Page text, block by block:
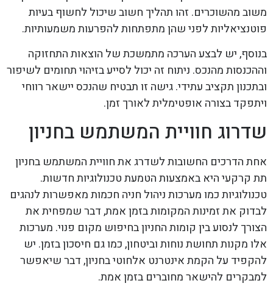
משוב מהשוכרים. זהו תהליך חשוב שיכול לחשוף בעיות
פוטנציאליות לפני שהן מתפתחות להפרעות משמעותיות.
בנוסף, יש לבצע הערכה מתמשכת של הוצאות התחזוקה
וההכנסות מהנכס. ניתוח זה יכול לסייע בזיהוי תחומים לשיפור
ובתכנון תקציב עתידי. גישה זו תבטיח שהנכס יישאר רווחי
ויתפקד בצורה אופטימלית לאורך זמן.
שדרוג חוויית המשתמש בחניון
אחת הדרכים החשובות לשדרג את חוויית המשתמש בחניון
תת קרקעי היא באמצעות הטמעת טכנולוגיות חדשות.
טכנולוגיות כמו מערכות ניהול חניה חכמות מאפשרות לנהגים
לבדוק את זמינות המקומות בזמן אמת, דבר שמפחית את
הצורך לנסוע בין קומות החניון בחיפוש מקום פנוי. מערכות
אלו מקנות תחושת נוחות וביטחון, כמו גם חיסכון בזמן. יש
להקפיד על הקמת אינטרנט אלחוטי בחניון, דבר שיאפשר
למבקרים להישאר מחוברים בזמן אמת.